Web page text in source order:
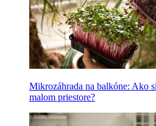
Mikrozáhrada na balkóne: Ako
malom priestore?